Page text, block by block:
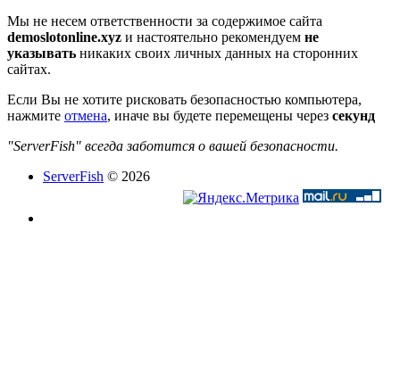
Мы не несем ответственности за содержимое сайта
demoslotonline.xyz и настоятельно рекомендуем не
указывать никаких своих личных данных на сторонних
сайтах.
Если Вы не хотите рисковать безопасностью компьютера,
нажмите отмена, иначе вы будете перемещены через секунд
"ServerFish" всегда заботится о вашей безопасности.
ServerFish © 2026